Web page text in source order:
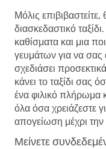
Μόλις επιβιβαστείτε,
διασκεδαστικό
καθίσματα και μια
γευμάτων για να σας
σχεδιάσει
κάνει το ταξίδι σας
ένα φιλικό πλήρωμα
όλα όσα χρειάζεστε
απογείωση μέχρι
Μείνετε